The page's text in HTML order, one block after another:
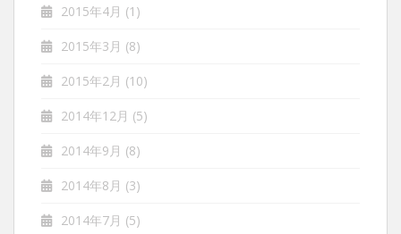
2015年4月 (1)
2015年3月 (8)
2015年2月 (10)
2014年12月 (5)
2014年9月 (8)
2014年8月 (3)
2014年7月 (5)